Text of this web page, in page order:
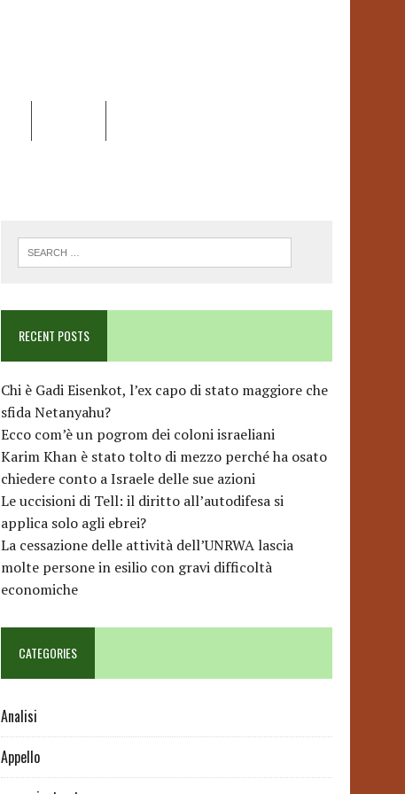
RECENT POSTS
Chi è Gadi Eisenkot, l’ex capo di stato maggiore che
sfida Netanyahu?
Ecco com’è un pogrom dei coloni israeliani
Karim Khan è stato tolto di mezzo perché ha osato
chiedere conto a Israele delle sue azioni
Le uccisioni di Tell: il diritto all’autodifesa si
applica solo agli ebrei?
La cessazione delle attività dell’UNRWA lascia
molte persone in esilio con gravi difficoltà
economiche
CATEGORIES
Analisi
Appello